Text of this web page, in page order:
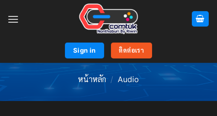
Sign in ติดต่อเรา
หน้าหลัก / Audio